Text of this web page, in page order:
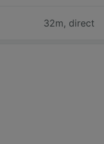
32m, direct